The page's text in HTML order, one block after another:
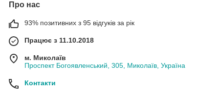
Про нас
93% позитивних з 95 відгуків за рік
Працює з 11.10.2018
м. Миколаїв
Проспект Богоявленський, 305, Миколаїв, Україна
Контакти